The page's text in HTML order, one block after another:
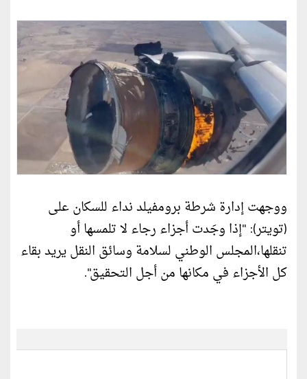
ووجهت إدارة شرطة برومفيلد نداء للسكان على
(تويتر): "إذا وجَدت أجزاء رجاء لا تلمسها أو
تنقلها،المجلس الوطني لسلامة وسائق النقل يريد بقاء
كل الأجزاء في مكانها من أجل التحقيق".